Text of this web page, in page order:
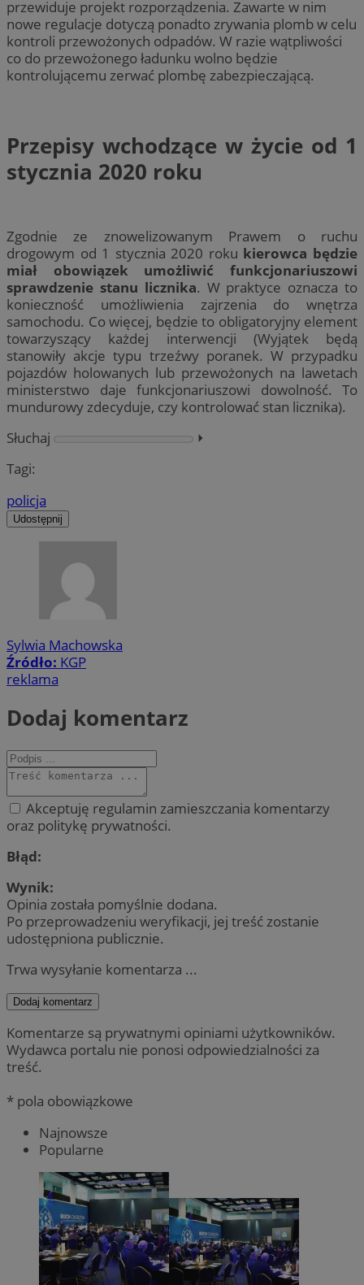
przewiduje projekt rozporządzenia. Zawarte w nim
nowe regulacje dotyczą ponadto zrywania plomb w celu
kontroli przewożonych odpadów. W razie wątpliwości
co do przewożonego ładunku wolno będzie
kontrolującemu zerwać plombę zabezpieczającą.
Przepisy wchodzące w życie od 1
stycznia 2020 roku
Zgodnie ze znowelizowanym Prawem o ruchu
drogowym od 1 stycznia 2020 roku kierowca będzie
miał obowiązek umożliwić funkcjonariuszowi
sprawdzenie stanu licznika. W praktyce oznacza to
konieczność umożliwienia zajrzenia do wnętrza
samochodu. Co więcej, będzie to obligatoryjny element
towarzyszący każdej interwencji (Wyjątek będą
stanowiły akcje typu trzeźwy poranek. W przypadku
pojazdów holowanych lub przewożonych na lawetach
ministerstwo daje funkcjonariuszowi dowolność. To
mundurowy zdecyduje, czy kontrolować stan licznika).
Słuchaj
⏵︎
Tagi:
policja
Udostępnij
Sylwia Machowska
Źródło: KGP
reklama
Dodaj komentarz
Akceptuję regulamin zamieszczania komentarzy
oraz politykę prywatności.
Błąd:
Wynik:
Opinia została pomyślnie dodana.
Po przeprowadzeniu weryfikacji, jej treść zostanie
udostępniona publicznie.
Trwa wysyłanie komentarza ...
Dodaj komentarz
Komentarze są prywatnymi opiniami użytkowników.
Wydawca portalu nie ponosi odpowiedzialności za
treść.
* pola obowiązkowe
Najnowsze
Popularne